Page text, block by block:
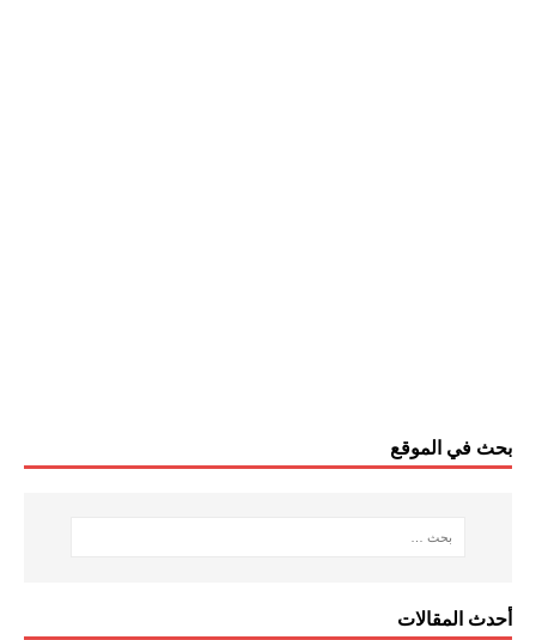
بحث في الموقع
أحدث المقالات